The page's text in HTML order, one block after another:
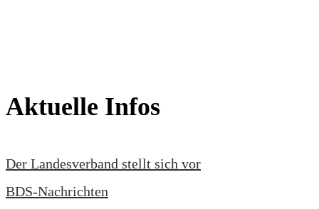
Aktuelle Infos
Der Landesverband stellt sich vor
BDS-Nachrichten